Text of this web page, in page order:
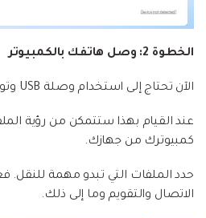
الخطوة 2: وصل هاتفك بالكمبيوتر
الآن تحتاج إلى استخدام وصلة USB وتوصيل هاتفك بالكمبيوتر.
عند القيام بهذا ستتمكن من رؤية
كمبيوترك من جهازك.
حدد الملفات التي تبدو مهمة للنقل.
الاتصال والتقويم وما إلى ذلك.